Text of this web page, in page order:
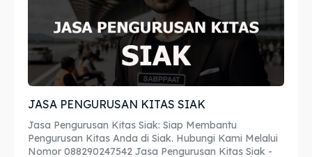
Legalisir
Apostille
Penerjemah
Asuransi
Blog
Legalisir
Apostille
Penerjemah
Asuransi
Blog
JASA PENGURUSAN KITAS SIAK
Jasa Pengurusan Kitas Siak: Siap Membantu
Pengurusan Kitas Anda di Siak. Hubungi Kami Melalui
Nomor 088290247542 Jasa Pengurusan Kitas Siak -